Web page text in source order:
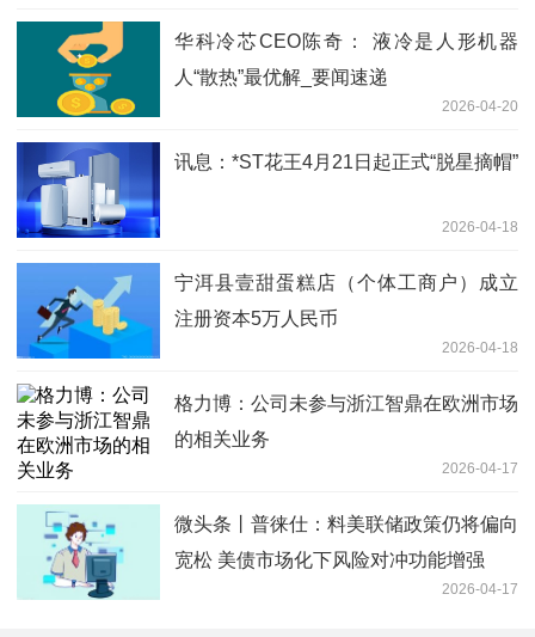
华科冷芯CEO陈奇： 液冷是人形机器
人“散热”最优解_要闻速递
2026-04-20
讯息：*ST花王4月21日起正式“脱星摘帽”
2026-04-18
宁洱县壹甜蛋糕店（个体工商户）成立
注册资本5万人民币
2026-04-18
格力博：公司未参与浙江智鼎在欧洲市场
的相关业务
2026-04-17
微头条丨普徕仕：料美联储政策仍将偏向
宽松 美债市场化下风险对冲功能增强
2026-04-17